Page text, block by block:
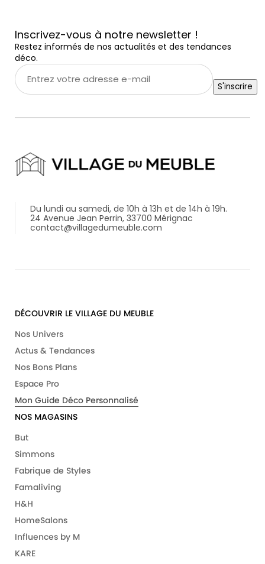
Inscrivez-vous à notre newsletter !
Restez informés de nos actualités et des tendances
déco.
Entrez
votre
e-
S'inscrire
Du lundi au samedi, de 10h à 13h et de 14h à 19h.
24 Avenue Jean Perrin, 33700 Mérignac
contact@villagedumeuble.com
DÉCOUVRIR LE VILLAGE DU MEUBLE
Nos Univers
Actus & Tendances
Nos Bons Plans
Espace Pro
Mon Guide Déco Personnalisé
NOS MAGASINS
But
Simmons
Fabrique de Styles
Famaliving
H&H
HomeSalons
Influences by M
KARE